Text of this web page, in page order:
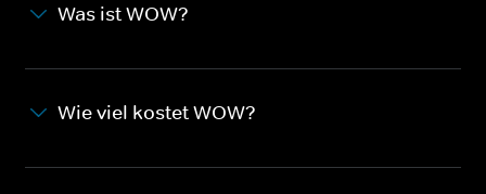
Was ist WOW?
Wie viel kostet WOW?